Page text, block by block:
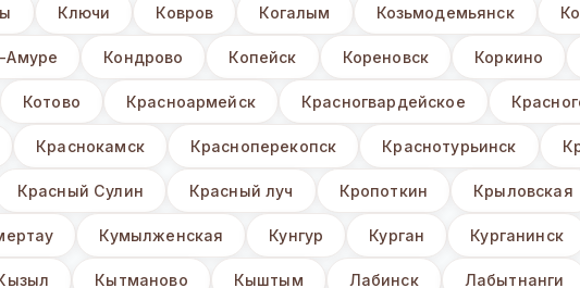
Ключи Ковров Когалым Козьмодемьянск
Амуре Кондрово Копейск Кореновск Коркино
Котово Красноармейск Красногвардейское
Краснокамск Красноперекопск Краснотурьинск
Красный Сулин Красный луч Кропоткин Крыловская
Кумылженская Кунгур Курган Курганинск
Кытманово Кыштым Лабинск Лабытнанги